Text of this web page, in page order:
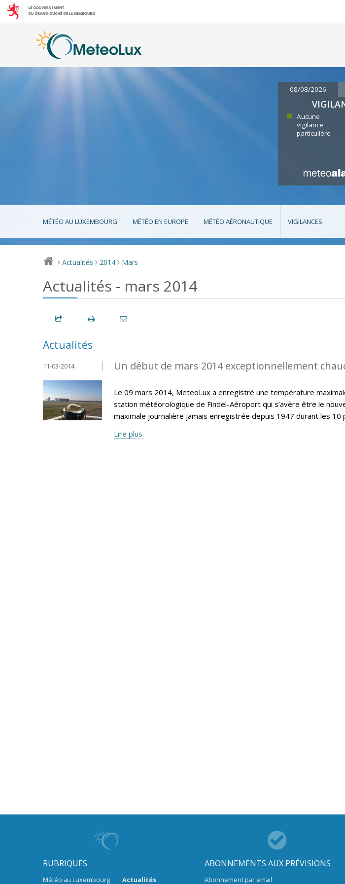
08/08/2026
Aucune
vigilance
particulière
MÉTÉO AU LUXEMBOURG MÉTÉO EN EUROPE MÉTÉO AÉRONAUTIQUE VIGILANCES
> Actualités > 2014 > Mars
Actualités - mars 2014
Actualités
Un début de mars 2014 exceptionnellement
11-03-2014
Le 09 mars 2014, MeteoLux a enregistré une température
station météorologique de Findel-Aéroport qui s’avère être le
maximale journalière jamais enregistrée depuis 1947 durant les
Lire plus
RUBRIQUES
Météo au Luxembourg Actualités
ABONNEMENTS AUX PRÉVISIONS
Abonnement par email